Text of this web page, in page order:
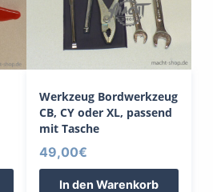
Werkzeug Bordwerkzeug
CB, CY oder XL, passend
mit Tasche
49,00€
In den Warenkorb